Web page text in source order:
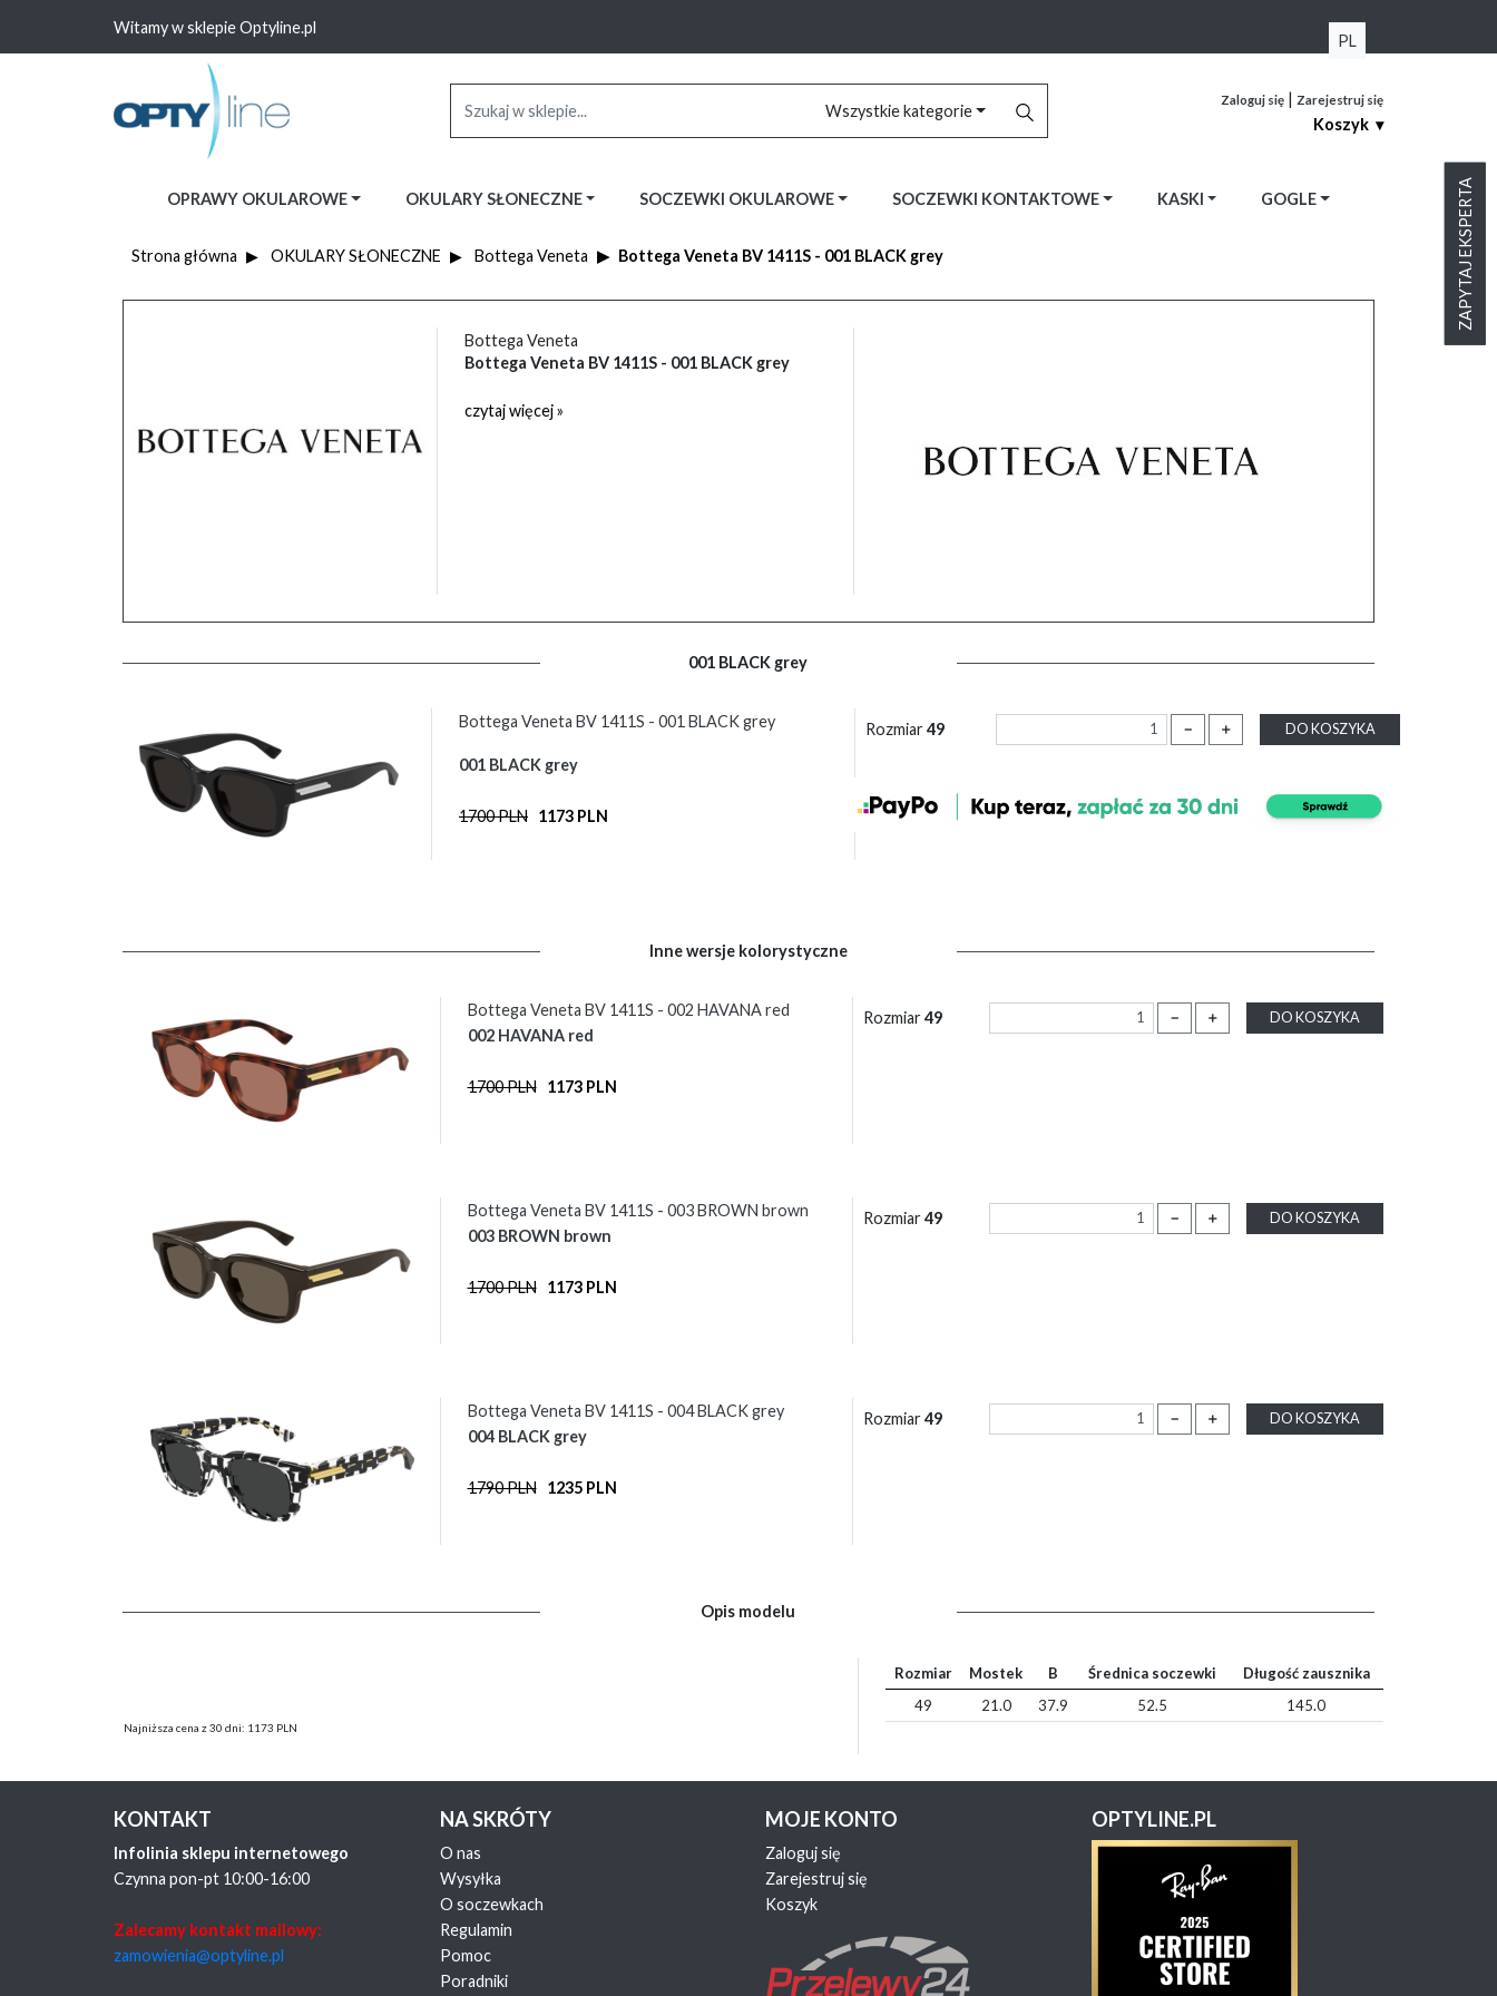
Witamy w sklepie Optyline.pl
PL
Wszystkie kategorie
Zaloguj się | Zarejestruj się
Koszyk ▾
OPRAWY OKULAROWE OKULARY SŁONECZNE SOCZEWKI OKULAROWE SOCZEWKI KONTAKTOWE KASKI GOGLE ZAPYTAJ EKSPERTA
Strona główna OKULARY SŁONECZNE Bottega Veneta Bottega Veneta BV 1411S - 001 BLACK grey
Bottega Veneta
Bottega Veneta BV 1411S - 001 BLACK grey
czytaj więcej »
001 BLACK grey
Bottega Veneta BV 1411S - 001 BLACK grey
001 BLACK grey
1700 PLN 1173 PLN
Rozmiar49 － ＋ DO KOSZYKA
Inne wersje kolorystyczne
Bottega Veneta BV 1411S - 002 HAVANA red
002 HAVANA red
1700 PLN 1173 PLN
Rozmiar49 － ＋ DO KOSZYKA
Bottega Veneta BV 1411S - 003 BROWN brown
003 BROWN brown
1700 PLN 1173 PLN
Rozmiar49 － ＋ DO KOSZYKA
Bottega Veneta BV 1411S - 004 BLACK grey
004 BLACK grey
1790 PLN 1235 PLN
Rozmiar49 － ＋ DO KOSZYKA
Opis modelu
Najniższa cena z 30 dni: 1173 PLN
Rozmiar Mostek B Średnica soczewki
Długość zausznika
49
21.0 37.9 52.5 145.0
KONTAKT
Infolinia sklepu internetowego
Czynna pon-pt 10:00-16:00
Zalecamy kontakt mailowy:
zamowienia@optyline.pl
NA SKRÓTY
O nas
Wysyłka
O soczewkach
Regulamin
Pomoc
Poradniki
MOJE KONTO
Zaloguj się
Zarejestruj się
Koszyk
OPTYLINE.PL